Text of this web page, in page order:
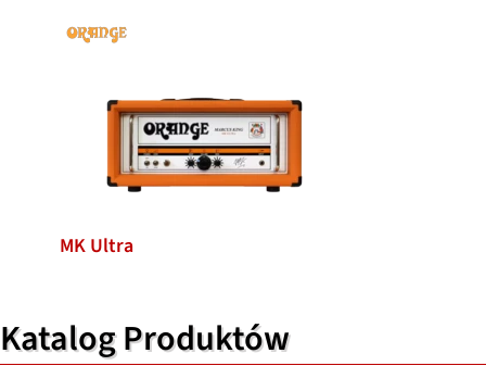
MK Ultra
Katalog Produktów